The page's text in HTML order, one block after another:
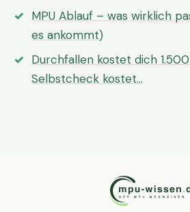
MPU Ablauf – was wirklich
es ankommt)
Durchfallen kostet dich
Selbstcheck kostet…